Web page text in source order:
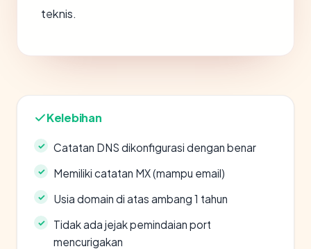
teknis.
Kelebihan
Catatan DNS dikonfigurasi dengan benar
Memiliki catatan MX (mampu email)
Usia domain di atas ambang 1 tahun
Tidak ada jejak pemindaian port
mencurigakan